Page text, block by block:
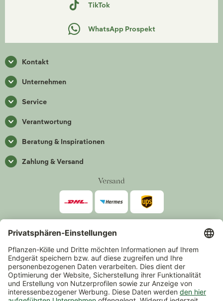
TikTok
WhatsApp Prospekt
Kontakt
Unternehmen
Service
Verantwortung
Beratung & Inspirationen
Zahlung & Versand
Versand
*Alle Preise inkl. gesetzlicher Mehrwertsteuer zzgl.Versand
Mindestbestellwert 14,90 €, ausgenommen sind Gutscheine und